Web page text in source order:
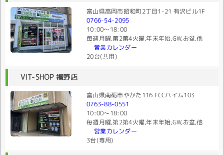
富山県高岡市昭和町2丁目1-21 有沢ビル1F
0766-54-2095
10:00〜18:00
毎週月曜,第2第4火曜,年末年始,GW,お盆,他
営業カレンダー
20台(共用)
VIT-SHOP 福野店
富山県南砺市やかた116 FCCハイム103
0763-88-0551
10:00〜18:00
毎週月曜,第2第4火曜,年末年始,GW,お盆,他
営業カレンダー
3台(専用)